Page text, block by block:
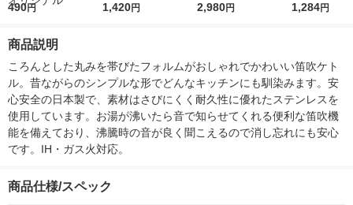
r（ロハコウォータ
シ） オリジナル
490円
レス 500ml 1箱（24
1,420円
ななつぼし 無洗米 5k
2,980円
ウ） by
1,284円
商品説明
ころんとした丸みを帯びたフォルムがおしゃれでかわいい笛吹ケト
ル。昔ながらのシンプルな形でどんなキッチンにも馴染みます。安
心安全の日本製で、素材はさびにくく耐久性に優れたステンレスを
使用しています。お湯が沸いたら音で知らせてくれる便利な笛吹機
能を備えており、沸騰時の音が良く聞こえるので消し忘れにも安心
です。IH・ガス火対応。
商品仕様/スペック